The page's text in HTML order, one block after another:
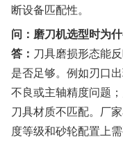
断设备匹配性。
问：磨刀机选型时为
答： 刀具磨损形态能
是否足够。例如刃口
不良或主轴精度问题
刀具材质不匹配。厂
度等级和砂轮配置上